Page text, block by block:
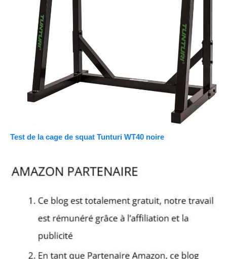
Test de la cage de squat Tunturi WT40 noire